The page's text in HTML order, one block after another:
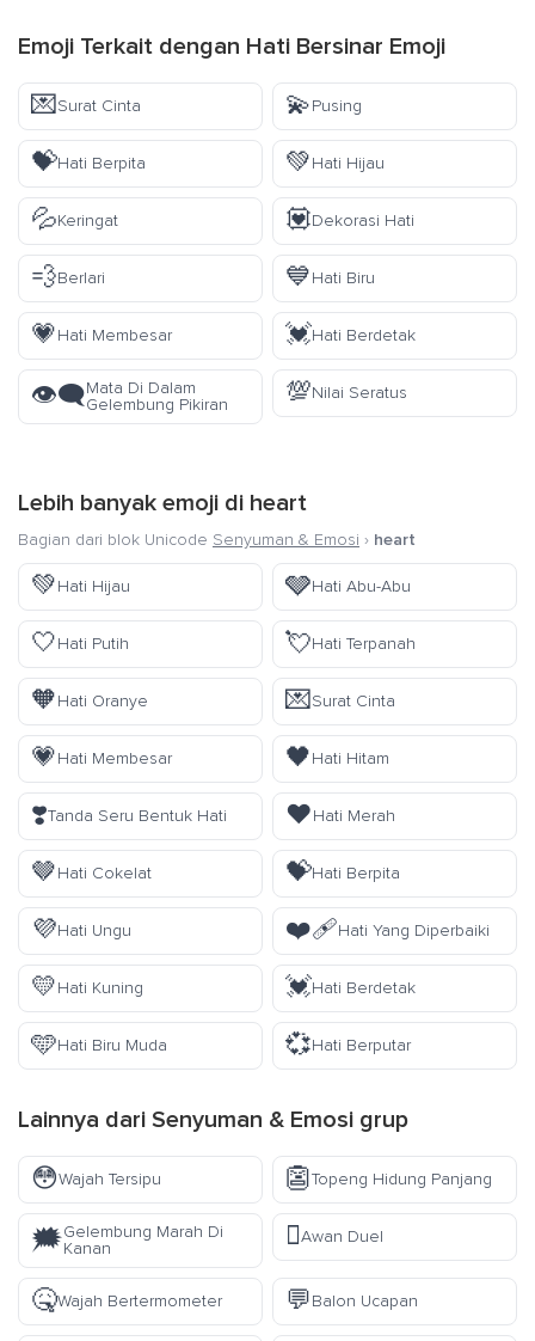
Emoji Terkait dengan Hati Bersinar Emoji
💌Surat Cinta 💫Pusing
💝Hati Berpita 💚Hati Hijau
💦Keringat 💟Dekorasi Hati
💨Berlari 💙Hati Biru
💗Hati Membesar 💓Hati Berdetak
👁️‍🗨️Mata Di Dalam
Gelembung Pikiran
💯Nilai Seratus
Lebih banyak emoji di heart
Bagian dari blok Unicode Senyuman & Emosi › heart
💚Hati Hijau 🩶Hati Abu-Abu
🤍Hati Putih 💘Hati Terpanah
🧡Hati Oranye 💌Surat Cinta
💗Hati Membesar 🖤Hati Hitam
❣️Tanda Seru Bentuk Hati ❤️Hati Merah
🤎Hati Cokelat 💝Hati Berpita
💜Hati Ungu ❤️‍🩹Hati Yang Diperbaiki
💛Hati Kuning 💓Hati Berdetak
🩵Hati Biru Muda 💞Hati Berputar
Lainnya dari Senyuman & Emosi grup
😳Wajah Tersipu 👺Topeng Hidung Panjang
🗯️Gelembung Marah Di
Kanan
🫯Awan Duel
🤒Wajah Bertermometer 💬Balon Ucapan